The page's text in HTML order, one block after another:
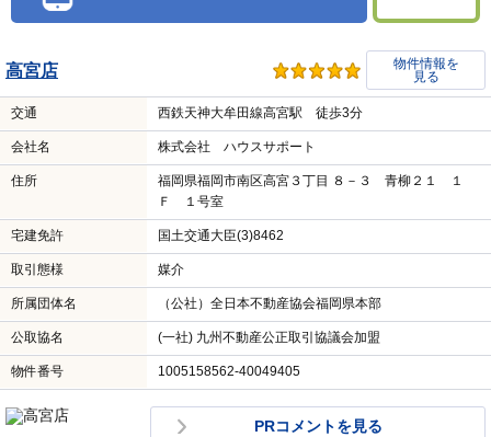
高宮店
物件情報を
見る
交通 西鉄天神大牟田線高宮駅 徒歩3分
会社名 株式会社 ハウスサポート
住所
福岡県福岡市南区高宮３丁目 ８－３ 青柳２１ １
Ｆ １号室
宅建免許 国土交通大臣(3)8462
取引態様 媒介
所属団体名 （公社）全日本不動産協会福岡県本部
公取協名 (一社) 九州不動産公正取引協議会加盟
物件番号 1005158562-40049405
PRコメントを見る